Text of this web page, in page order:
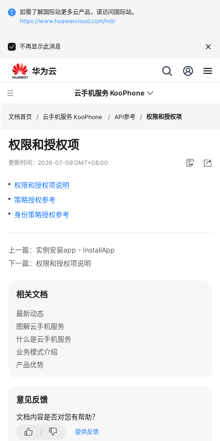
如需了解国际站更多云产品，请访问国际站。
https://www.huaweicloud.com/intl/
不再显示此消息
云手机服务 KooPhone
最
新
态
产
品
计
费
明
快
速
入
用
南
文档首页 / 云手机服务 KooPhone / API参考 / 权限和授权项
权限和授权项
更新时间： 2026-07-09 GMT+08:00
权限和授权项说明
策略授权参考
身份策略授权参考
上一篇：实例安装app - InstallApp
下一篇：权限和授权项说明
相关文档
最新动态
图解云手机服务
什么是云手机服务
业务模式介绍
产品优势
意见反馈
文档内容是否对您有帮助？
提供反馈